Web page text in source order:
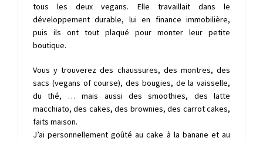
tous les deux vegans. Elle travaillait dans le
développement durable, lui en finance immobilière,
puis ils ont tout plaqué pour monter leur petite
boutique.
Vous y trouverez des chaussures, des montres, des
sacs (vegans of course), des bougies, de la vaisselle,
du thé, … mais aussi des smoothies, des latte
macchiato, des cakes, des brownies, des carrot cakes,
faits maison.
J’ai personnellement goûté au cake à la banane et au